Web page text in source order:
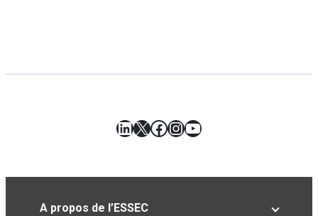
LinkedIn
X Facebook
Instagram
YouTube
A propos de l’ESSEC